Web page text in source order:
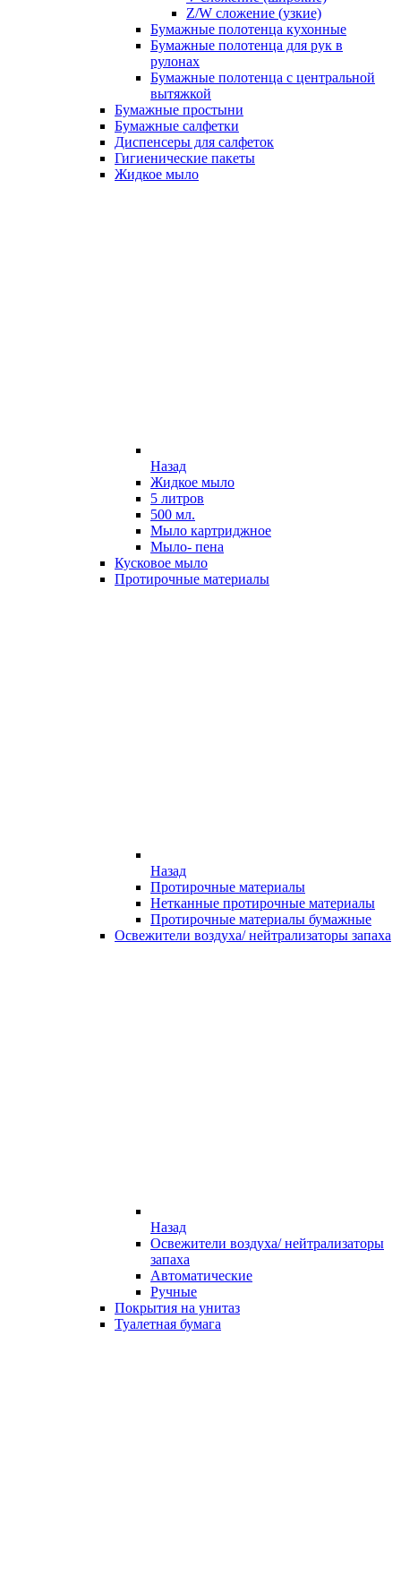
Z/W сложение (узкие)
Бумажные полотенца кухонные
Бумажные полотенца для рук в
рулонах
Бумажные полотенца с центральной
вытяжкой
Бумажные простыни
Бумажные салфетки
Диспенсеры для салфеток
Гигиенические пакеты
Жидкое мыло
Назад
Жидкое мыло
5 литров
500 мл.
Мыло картриджное
Мыло- пена
Кусковое мыло
Протирочные материалы
Назад
Протирочные материалы
Нетканные протирочные материалы
Протирочные материалы бумажные
Освежители воздуха/ нейтрализаторы запаха
Назад
Освежители воздуха/ нейтрализаторы
запаха
Автоматические
Ручные
Покрытия на унитаз
Туалетная бумага